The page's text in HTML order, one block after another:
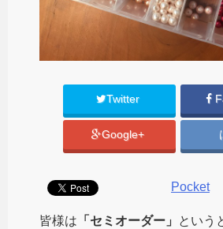
Twitter
Google+
Pocket
皆様は 「セミオーダー」
という